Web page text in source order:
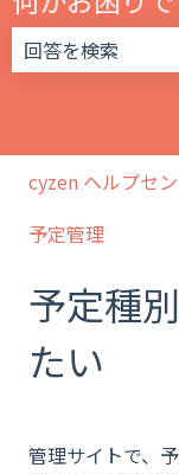
cyzen ヘルプセ
予定管理
予定種
たい
管理サイトで、